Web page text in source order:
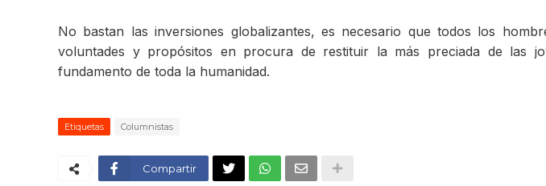
No bastan las inversiones globalizantes, es necesario que todos los
voluntades y propósitos en procura de restituir la más preciada de las
fundamento de toda la humanidad.
Etiquetas Columnistas
Compartir